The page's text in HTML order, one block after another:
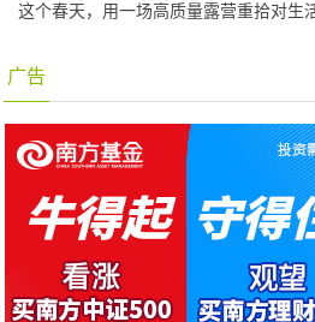
这个春天，用一场高质量露营重拾对生
广告